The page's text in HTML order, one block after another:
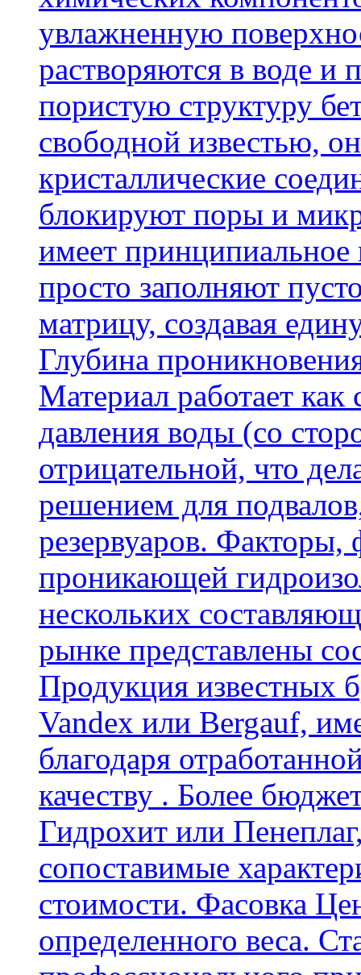
увлажненную
растворяются в воде и
пористую структуру
свободной известью,
кристаллические
блокируют поры и
имеет
просто заполняют
матрицу, создавая
Глубина
Материал работает
давления воды (со
отрицательной, что
решением для
резервуаров.
проникающей
нескольких
рынке представлены
Продукция известных
Vandex или Bergauf,
благодаря
качеству . Более
Гидрохит или
сопоставимые
стоимости. Фасовка
определенного веса.